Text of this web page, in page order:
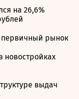
на 26,6%
первичный рынок
новостройках
выдач